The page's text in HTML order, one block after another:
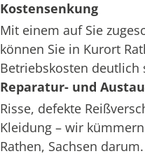
Kostensenkung
Mit einem auf Sie
können Sie in Kurort
Betriebskosten deutlich
Reparatur- und
Risse, defekte
Kleidung – wir
Rathen, Sachsen darum.